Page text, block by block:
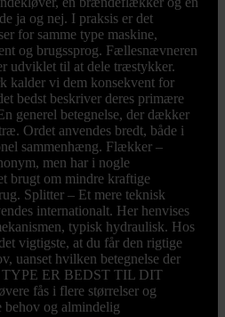
ja og nej. I praksis er det
for samme type maskine,
og brugssprog. Fællesnævneren
udviklet til at dele træstykker.
kalder vi dem konsekvent for
bedst beskriver deres primære
generel betegnelse, der dækker
Ordet anvendes bredt, både i
sammenhæng. Flækker –
men har i nogle
brugt om mindre kraftige
Splitter – Et mere teknisk
internationalt. Her henvises
typisk hydraulisk. Hos
vigtigste, at du får den rigtige
uanset hvilken betegnelse der
ER BEDST TIL DIT
fås i flere størrelser og
behov og almindelig